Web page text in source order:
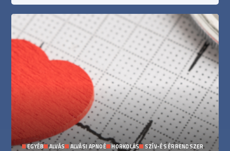
EGYÉB ALVÁS ALVÁSI APNOÉ HORKOLÁS SZÍV-ÉS ÉRRENDSZER